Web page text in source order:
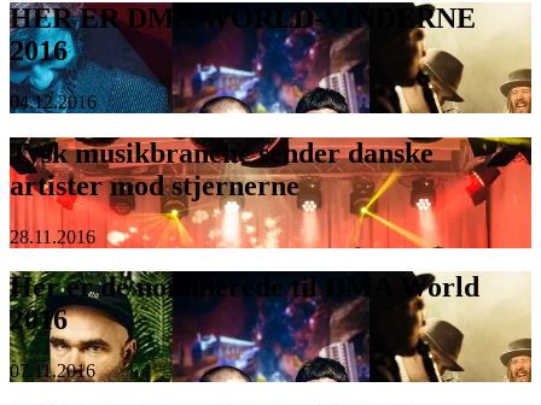
HER ER DMA WORLD-VINDERNE
2016
04.12.2016
Tysk musikbranche sender danske
artister mod stjernerne
28.11.2016
Her er de nominerede til DMA World
2016
07.11.2016